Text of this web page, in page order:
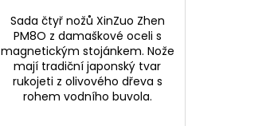
Sada čtyř nožů XinZuo Zhen
PM8O z damaškové oceli s
magnetickým stojánkem. Nože
mají tradiční japonský tvar
rukojeti z olivového dřeva s
rohem vodního buvola.